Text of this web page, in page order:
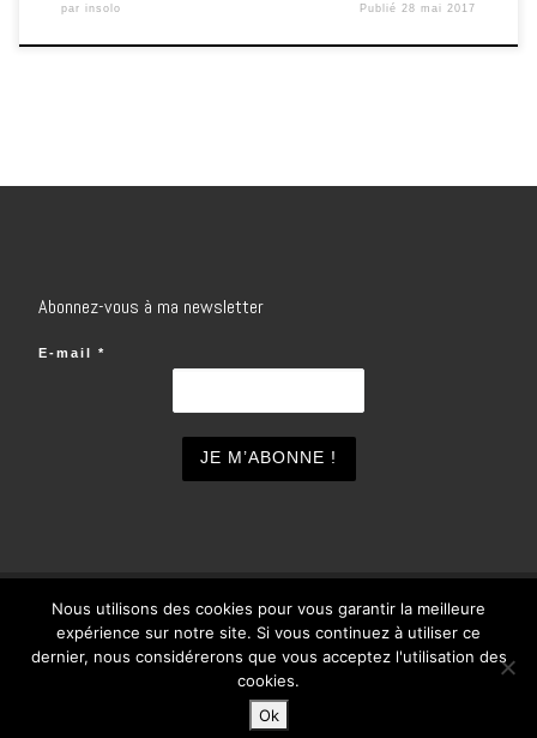
par insolo Publié 28 mai 2017
Abonnez-vous à ma newsletter
E-mail *
© 2026inSOlo– Tous droits réservés
WP
Nous utilisons des cookies pour vous garantir la meilleure
expérience sur notre site. Si vous continuez à utiliser ce
dernier, nous considérerons que vous acceptez l'utilisation des
cookies.
Ok